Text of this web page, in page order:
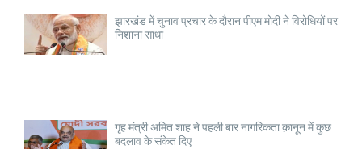
झारखंड में चुनाव प्रचार के दौरान पीएम मोदी ने विरोधियों पर
निशाना साधा
गृह मंत्री अमित शाह ने पहली बार नागरिकता क़ानून में कुछ
बदलाव के संकेत दिए